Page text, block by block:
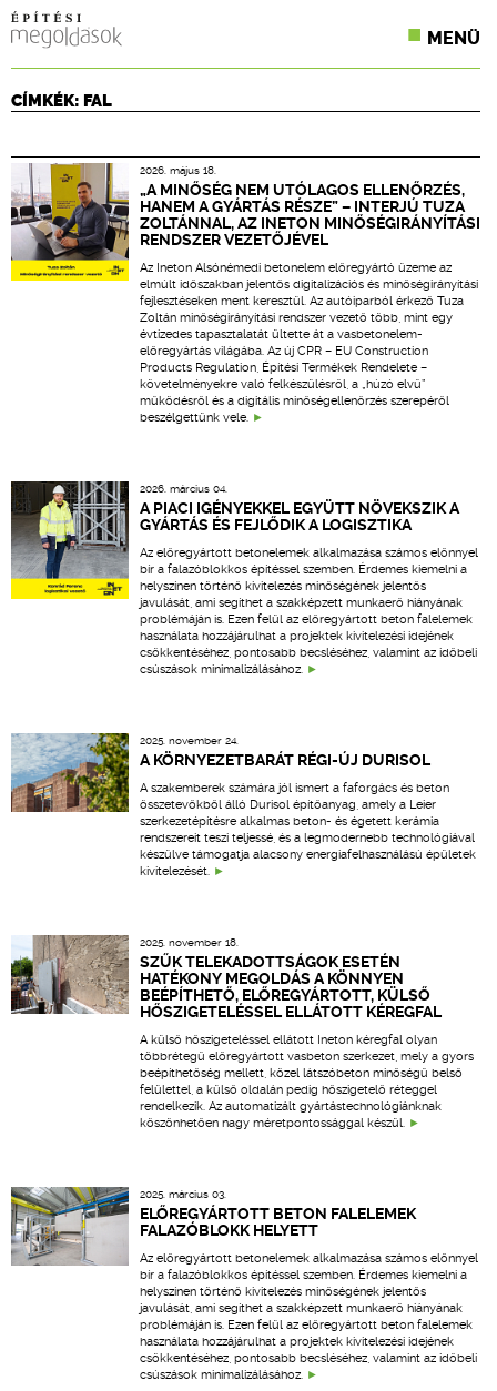
MENÜ
CPR TERMÉKKIÍRÁS
ÉPÍTÉSI JOG
ONLINE KÉPZÉSEK
TERVEZÉSI SEGÉDLETEK
CÍMKÉK: FAL
2026. május 18.
„A MINŐSÉG NEM UTÓLAGOS ELLENŐRZÉS,
HANEM A GYÁRTÁS RÉSZE” – INTERJÚ TUZA
ZOLTÁNNAL, AZ INETON MINŐSÉGIRÁNYÍTÁSI
RENDSZER VEZETŐJÉVEL
Az Ineton Alsónémedi betonelem előregyártó üzeme az
elmúlt időszakban jelentős digitalizációs és minőségirányítási
fejlesztéseken ment keresztül. Az autóiparból érkező Tuza
Zoltán minőségirányítási rendszer vezető több, mint egy
évtizedes tapasztalatát ültette át a vasbetonelem-
előregyártás világába. Az új CPR – EU Construction
Products Regulation, Építési Termékek Rendelete –
követelményekre való felkészülésről, a „húzó elvű”
működésről és a digitális minőségellenőrzés szerepéről
beszélgettünk vele.
2026. március 04.
A PIACI IGÉNYEKKEL EGYÜTT NÖVEKSZIK A
GYÁRTÁS ÉS FEJLŐDIK A LOGISZTIKA
Az előregyártott betonelemek alkalmazása számos előnnyel
bír a falazóblokkos építéssel szemben. Érdemes kiemelni a
helyszínen történő kivitelezés minőségének jelentős
javulását, ami segíthet a szakképzett munkaerő hiányának
problémáján is. Ezen felül az előregyártott beton falelemek
használata hozzájárulhat a projektek kivitelezési idejének
csökkentéséhez, pontosabb becsléséhez, valamint az időbeli
csúszások minimalizálásához.
2025. november 24.
A KÖRNYEZETBARÁT RÉGI-ÚJ DURISOL
A szakemberek számára jól ismert a faforgács és beton
összetevőkből álló Durisol építőanyag, amely a Leier
szerkezetépítésre alkalmas beton- és égetett kerámia
rendszereit teszi teljessé, és a legmodernebb technológiával
készülve támogatja alacsony energiafelhasználású épületek
kivitelezését.
2025. november 18.
SZŰK TELEKADOTTSÁGOK ESETÉN
HATÉKONY MEGOLDÁS A KÖNNYEN
BEÉPÍTHETŐ, ELŐREGYÁRTOTT, KÜLSŐ
HŐSZIGETELÉSSEL ELLÁTOTT KÉREGFAL
A külső hőszigeteléssel ellátott Ineton kéregfal olyan
többrétegű előregyártott vasbeton szerkezet, mely a gyors
beépíthetőség mellett, közel látszóbeton minőségű belső
felülettel, a külső oldalán pedig hőszigetelő réteggel
rendelkezik. Az automatizált gyártástechnológiánknak
köszönhetően nagy méretpontossággal készül.
2025. március 03.
ELŐREGYÁRTOTT BETON FALELEMEK
FALAZÓBLOKK HELYETT
Az előregyártott betonelemek alkalmazása számos előnnyel
bír a falazóblokkos építéssel szemben. Érdemes kiemelni a
helyszínen történő kivitelezés minőségének jelentős
javulását, ami segíthet a szakképzett munkaerő hiányának
problémáján is. Ezen felül az előregyártott beton falelemek
használata hozzájárulhat a projektek kivitelezési idejének
csökkentéséhez, pontosabb becsléséhez, valamint az időbeli
csúszások minimalizálásához.